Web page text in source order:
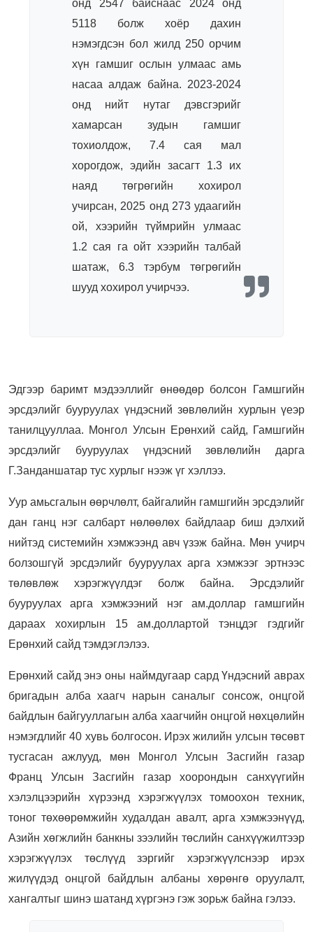
онд 2547 байснаас 2024 онд
5118 болж хоёр дахин
нэмэгдсэн бол жилд 250 орчим
хүн гамшиг ослын улмаас амь
насаа алдаж байна. 2023-2024
онд нийт нутаг дэвсгэрийг
хамарсан зудын гамшиг
тохиолдож, 7.4 сая мал
хорогдож, эдийн засагт 1.3 их
наяд төгрөгийн хохирол
учирсан, 2025 онд 273 удаагийн
ой, хээрийн түймрийн улмаас
1.2 сая га ойт хээрийн талбай
шатаж, 6.3 тэрбум төгрөгийн
шууд хохирол учирчээ.
Эдгээр баримт мэдээллийг өнөөдөр болсон Гамшгийн
эрсдэлийг бууруулах үндэсний зөвлөлийн хурлын үеэр
танилцууллаа. Монгол Улсын Ерөнхий сайд, Гамшгийн
эрсдэлийг бууруулах үндэсний зөвлөлийн дарга
Г.Занданшатар тус хурлыг нээж үг хэллээ.
Уур амьсгалын өөрчлөлт, байгалийн гамшгийн эрсдэлийг
дан ганц нэг салбарт нөлөөлөх байдлаар биш дэлхий
нийтэд системийн хэмжээнд авч үзэж байна. Мөн учирч
болзошгүй эрсдэлийг бууруулах арга хэмжээг эртнээс
төлөвлөж хэрэгжүүлдэг болж байна. Эрсдэлийг
бууруулах арга хэмжээний нэг ам.доллар гамшгийн
дараах хохирлын 15 ам.доллартой тэнцдэг гэдгийг
Ерөнхий сайд тэмдэглэлээ.
Ерөнхий сайд энэ оны наймдугаар сард Үндэсний аврах
бригадын алба хаагч нарын саналыг сонсож, онцгой
байдлын байгууллагын алба хаагчийн онцгой нөхцөлийн
нэмэгдлийг 40 хувь болгосон. Ирэх жилийн улсын төсөвт
тусгасан ажлууд, мөн Монгол Улсын Засгийн газар
Франц Улсын Засгийн газар хоорондын санхүүгийн
хэлэлцээрийн хүрээнд хэрэгжүүлэх томоохон техник,
тоног төхөөрөмжийн худалдан авалт, арга хэмжээнүүд,
Азийн хөгжлийн банкны зээлийн төслийн санхүүжилтээр
хэрэгжүүлэх төслүүд зэргийг хэрэгжүүлснээр ирэх
жилүүдэд онцгой байдлын албаны хөрөнгө оруулалт,
хангалтыг шинэ шатанд хүргэнэ гэж зорьж байна гэлээ.